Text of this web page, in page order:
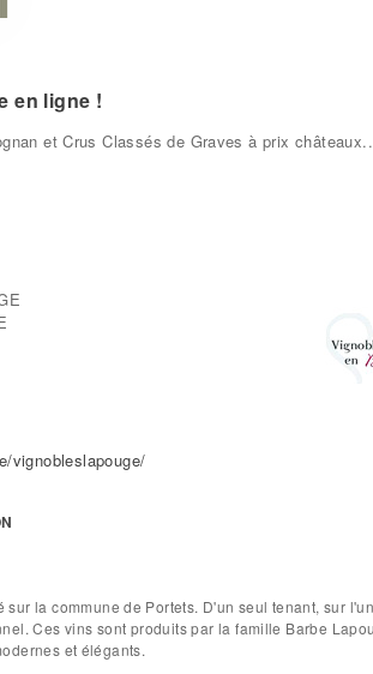
en ligne !
et Crus Classés de Graves à prix
vignobleslapouge/
la commune de Portets. D'un seul tenant, sur
Ces vins sont produits par la famille Barbe
et élégants.